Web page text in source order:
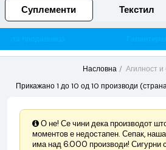
Суплементи Текстил
Насловна
Агилност и
Прикажано 1 до 10 од 10 производи
О не! Се чини дека производот
моментов е недостапен. Сепак,
има над 6.000 производи! Сигурни